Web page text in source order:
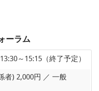
ーラム
～15:15（終了予定）
者) 2,000円 ／ 一般